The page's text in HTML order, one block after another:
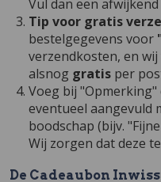
Vul dan een
Tip voor gratis
bestelgegevens voor
verzendkosten, en
alsnog gratis per
Voeg bij "Opmerking"
eventueel aangevuld
boodschap (bijv.
Wij zorgen dat deze
De Cadeaubon